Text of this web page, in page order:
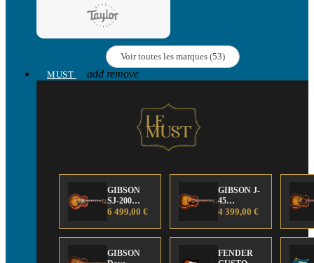
Voir toutes les marques (53)
MUST
add remove
GIBSON
SJ-200
Anniversary
Edition
6 499,00 €
GIBSON J-
45
Anniversary
Edition
4 399,00 €
GIBSON
FENDER